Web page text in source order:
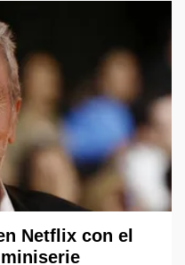
Netflix con el